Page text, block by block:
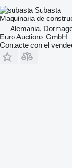
Subasta
Maquinaria de
Alemania,
Euro Auctions GmbH
Contacte con el